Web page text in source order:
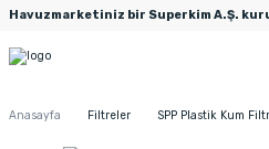
Havuzmarketiniz bir Superkim A.Ş.
Anasayfa Filtreler SPP Plastik Kum